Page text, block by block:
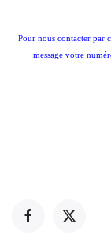
Pour nous contacter par
message votre